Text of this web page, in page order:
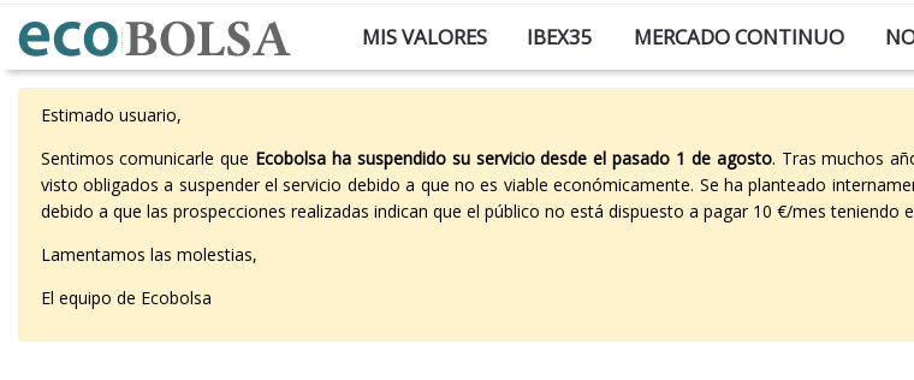
MIS VALORES IBEX35 MERCADO CONTINUO
Estimado usuario,
Sentimos comunicarle que Ecobolsa ha suspendido su servicio desde el pasado 1 de agosto. Tras muchos
visto obligados a suspender el servicio debido a que no es viable económicamente. Se ha planteado
debido a que las prospecciones realizadas indican que el público no está dispuesto a pagar 10 €/mes
Lamentamos las molestias,
El equipo de Ecobolsa